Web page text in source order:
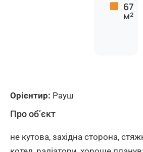
67
м²
Орієнтир: Рауш
Про об’єкт
не кутова, західна сторона,